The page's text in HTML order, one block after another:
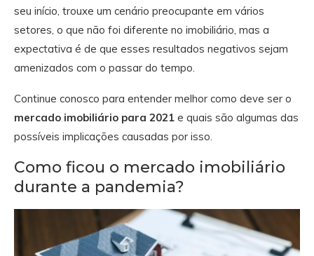
seu início, trouxe um cenário preocupante em vários
setores, o que não foi diferente no imobiliário, mas a
expectativa é de que esses resultados negativos sejam
amenizados com o passar do tempo.
Continue conosco para entender melhor como deve ser o
mercado imobiliário para 2021 e quais são algumas das
possíveis implicações causadas por isso.
Como ficou o mercado imobiliário
durante a pandemia?